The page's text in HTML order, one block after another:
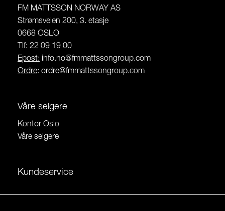
FM MATTSSON NORWAY AS
Strømsveien 200, 3. etasje
0668 OSLO
Tlf: 22 09 19 00
Epost: info.no@fmmattssongroup.com
Ordre: ordre@fmmattssongroup.com
Våre selgere
Kontor Oslo
Våre selgere
Kundeservice